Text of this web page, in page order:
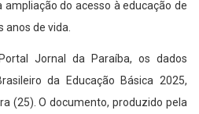
do acesso à educação de
de vida.
Jornal da Paraíba, os dados
da Educação Básica 2025,
(25). O documento, produzido pela